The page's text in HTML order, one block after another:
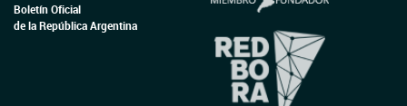
Boletín Oficial
de la República Argentina